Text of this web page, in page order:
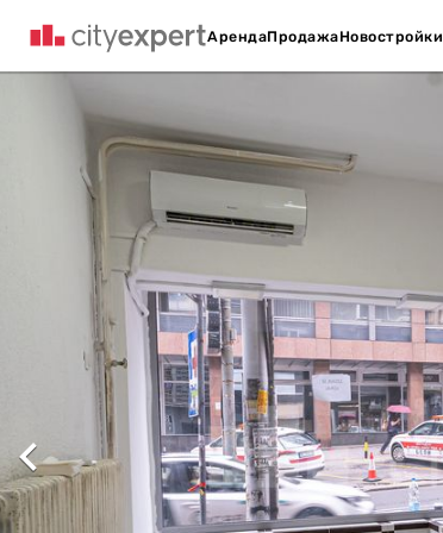
АрендаПродажаНовостройки
